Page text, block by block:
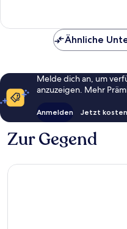
Ähnliche
Melde dich an, um
anzuzeigen. Mehr
Anmelden Jetzt
Zur Gegend